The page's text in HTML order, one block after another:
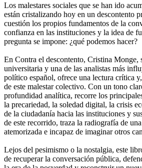
Los malestares sociales que se han ido
están cristalizando hoy en un descontento
cuestión los propios fundamentos de la
confianza en las instituciones y la idea de
pregunta se impone: ¿qué podemos hacer?
En Contra el descontento, Cristina Monge,
universitaria y una de las analistas más
político español, ofrece una lectura crítica
de este malestar colectivo. Con un tono
profundidad analítica, recorre los
la precariedad, la soledad digital, la crisis
de la ciudadanía hacia las instituciones y
de este recorrido, traza la radiografía de
atemorizada e incapaz de imaginar otros
Lejos del pesimismo o la nostalgia, este
de recuperar la conversación pública,